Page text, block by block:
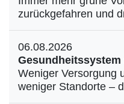
zurückgefahren und
06.08.2026
Weniger Versorgung
weniger Standorte –